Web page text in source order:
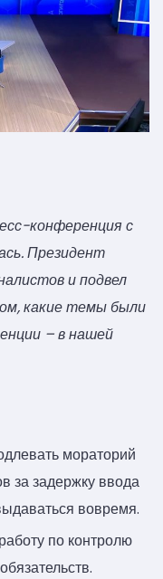
конференция с
Президент
и подвел
какие темы были
– в нашей
мораторий
за задержку ввода
вовремя.
по контролю